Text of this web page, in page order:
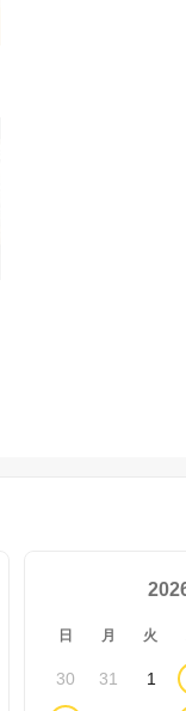
日 月 火
30 31 1